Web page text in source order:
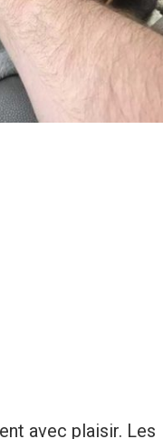
avec plaisir. Les